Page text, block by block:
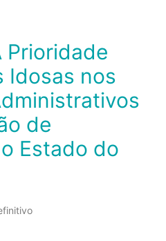
Idosas nos
de
Estado do